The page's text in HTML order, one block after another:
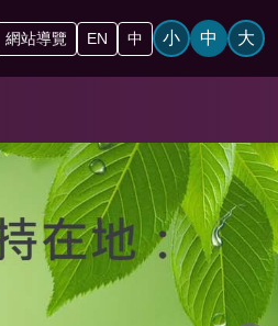
網站導覽 EN 中 小 中 大